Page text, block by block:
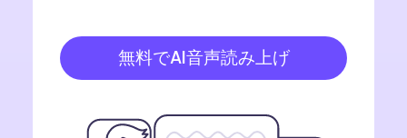
無料でAI音声読み上げ